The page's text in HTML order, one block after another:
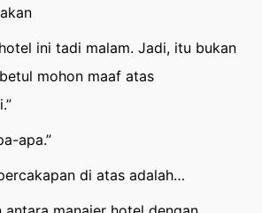
ini tadi malam. Jadi, itu bukan
mohon maaf atas
apa.”
di atas adalah…